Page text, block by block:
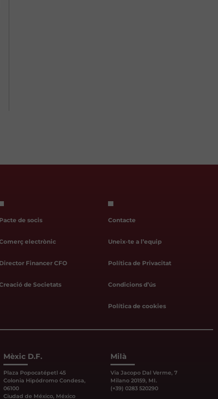
Pacte de socis
electrònic
Director Financer CFO
de Societats
Contacte
Uneix-te a l’equip
Política de Privacitat
Condicions d’ús
Política de cookies
Mèxic D.F.
Plaza Popocatépetl 45
Colonia Hipódromo Condesa,
06100
Ciudad de México, México
Milà
Via Jacopo Dal Verme, 7
Milano 20159, MI.
(+39) 0283 520290